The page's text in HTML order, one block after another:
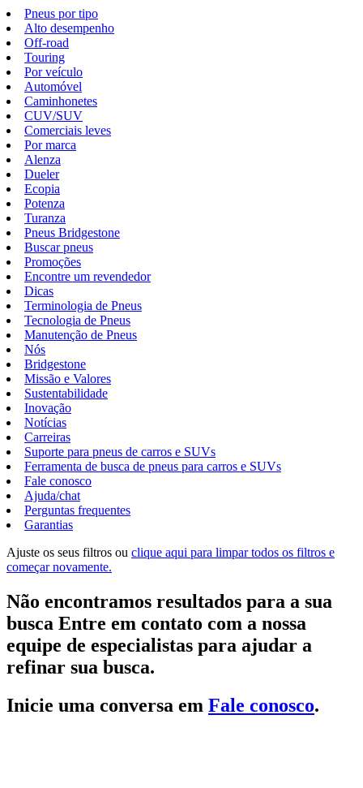
Pneus por tipo
Alto desempenho
Off-road
Touring
Por veículo
Automóvel
Caminhonetes
CUV/SUV
Comerciais leves
Por marca
Alenza
Dueler
Ecopia
Potenza
Turanza
Pneus Bridgestone
Buscar pneus
Promoções
Encontre um revendedor
Dicas
Terminologia de Pneus
Tecnologia de Pneus
Manutenção de Pneus
Nós
Bridgestone
Missão e Valores
Sustentabilidade
Inovação
Notícias
Carreiras
Suporte para pneus de carros e SUVs
Ferramenta de busca de pneus para carros e SUVs
Fale conosco
Ajuda/chat
Perguntas frequentes
Garantias
Ajuste os seus filtros ou clique aqui para limpar todos os filtros e
começar novamente.
Não encontramos resultados para a sua
busca Entre em contato com a nossa
equipe de especialistas para ajudar a
refinar sua busca.
Inicie uma conversa em Fale conosco.